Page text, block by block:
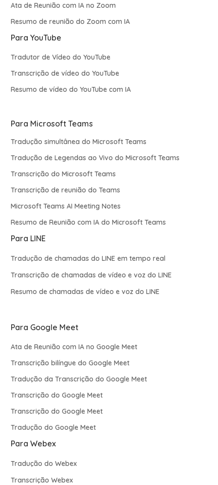
Ata de Reunião com IA no Zoom
Resumo de reunião do Zoom com IA
Para YouTube
Tradutor de Vídeo do YouTube
Transcrição de vídeo do YouTube
Resumo de vídeo do YouTube com IA
Para Microsoft Teams
Tradução simultânea do Microsoft Teams
Tradução de Legendas ao Vivo do Microsoft Teams
Transcrição do Microsoft Teams
Transcrição de reunião do Teams
Microsoft Teams AI Meeting Notes
Resumo de Reunião com IA do Microsoft Teams
Para LINE
Tradução de chamadas do LINE em tempo real
Transcrição de chamadas de vídeo e voz do LINE
Resumo de chamadas de vídeo e voz do LINE
Para Google Meet
Ata de Reunião com IA no Google Meet
Transcrição bilíngue do Google Meet
Tradução da Transcrição do Google Meet
Transcrição do Google Meet
Transcrição do Google Meet
Tradução do Google Meet
Para Webex
Tradução do Webex
Transcrição Webex